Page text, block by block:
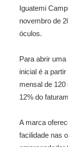
Iguatemi
novembro de
óculos.
Para abrir
inicial é a
mensal de
12% do
A marca
facilidade nas